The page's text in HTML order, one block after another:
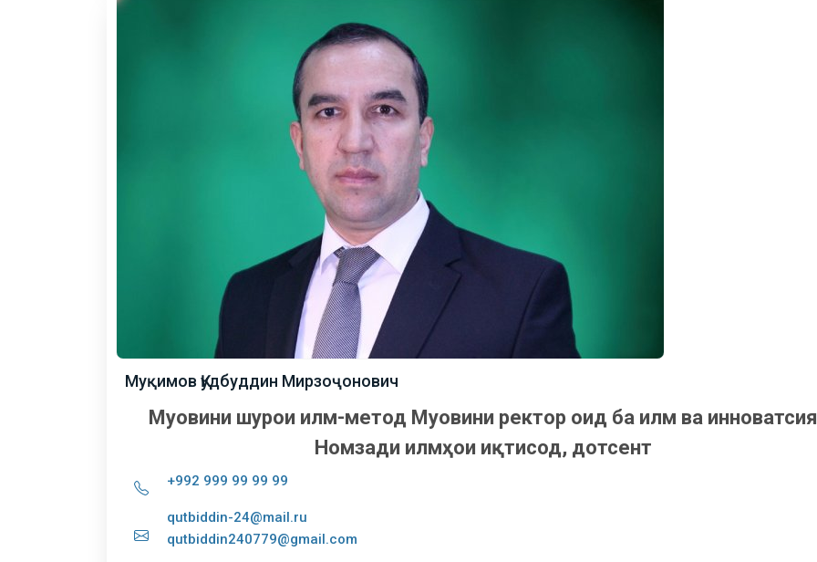
Муқимов Қудбуддин Мирзоҷонович
Муовини шурои илмӣ-методӣ Муовини ректор оид ба илм ва
Номзади илмҳои иқтисод, дотсент
+992 999 99 99 99
qutbiddin-24@mail.ru
qutbiddin240779@gmail.com